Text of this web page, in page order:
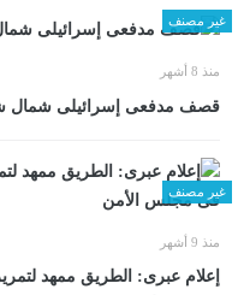
غير مصنف
منذ 8 أشهر
قصف مدفعى إسرائيلى شمال
غير مصنف
منذ 9 أشهر
إعلام عبرى: الطريق ممهد